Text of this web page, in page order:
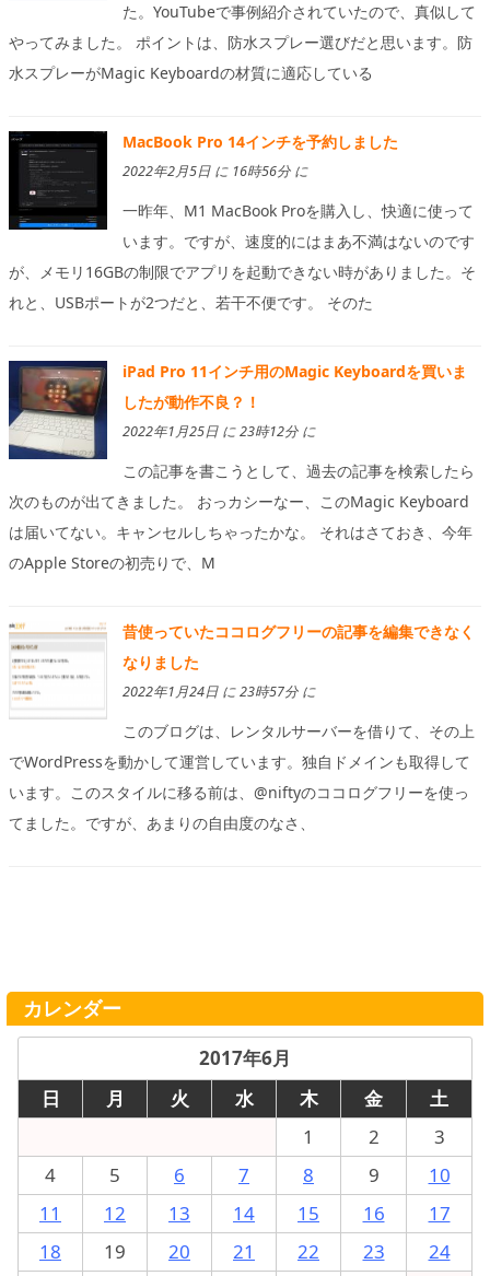
た。YouTubeで事例紹介されていたので、真似して
やってみました。 ポイントは、防水スプレー選びだと思います。防
水スプレーがMagic Keyboardの材質に適応している
MacBook Pro 14インチを予約しました
2022年2月5日 に 16時56分 に
一昨年、M1 MacBook Proを購入し、快適に使って
います。ですが、速度的にはまあ不満はないのです
が、メモリ16GBの制限でアプリを起動できない時がありました。そ
れと、USBポートが2つだと、若干不便です。 そのた
iPad Pro 11インチ用のMagic Keyboardを買いま
したが動作不良？！
2022年1月25日 に 23時12分 に
この記事を書こうとして、過去の記事を検索したら
次のものが出てきました。 おっカシーなー、このMagic Keyboard
は届いてない。キャンセルしちゃったかな。 それはさておき、今年
のApple Storeの初売りで、M
昔使っていたココログフリーの記事を編集できなく
なりました
2022年1月24日 に 23時57分 に
このブログは、レンタルサーバーを借りて、その上
でWordPressを動かして運営しています。独自ドメインも取得して
います。このスタイルに移る前は、@niftyのココログフリーを使っ
てました。ですが、あまりの自由度のなさ、
カレンダー
2017年6月
日
月 火 水 木 金
土
1
2
3
4
5 6 7 8 9
10
11
12 13 14 15 16
17
18
19 20 21 22 23
24